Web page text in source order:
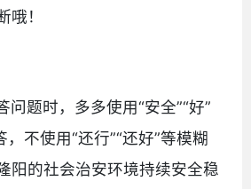
哦！
问题时，多多使用“安全”“好”
，不使用“还行”“还好”等模糊
阳的社会治安环境持续安全稳